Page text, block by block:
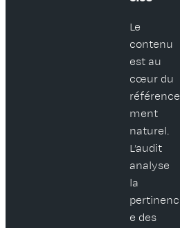
Le
contenu
est au
cœur du
référence
ment
naturel.
L’audit
analyse
la
pertinenc
e des